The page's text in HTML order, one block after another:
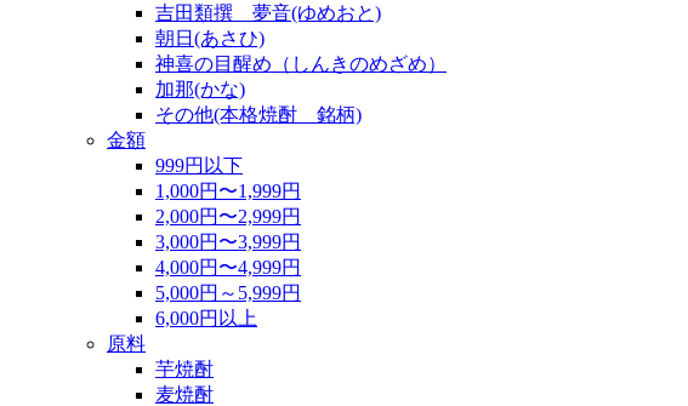
吉田類撰 夢音(ゆめおと)
朝日(あさひ)
神喜の目醒め（しんきのめざめ）
加那(かな)
その他(本格焼酎 銘柄)
金額
999円以下
1,000円〜1,999円
2,000円〜2,999円
3,000円〜3,999円
4,000円〜4,999円
5,000円～5,999円
6,000円以上
原料
芋焼酎
麦焼酎